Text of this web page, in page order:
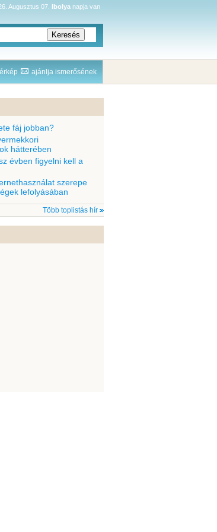
Augusztus 07. Ibolya napja van
ajánlja ismerősének
fáj jobban?
hátterében
évben figyelni kell a
szerepe
lefolyásában
Több toplistás hír